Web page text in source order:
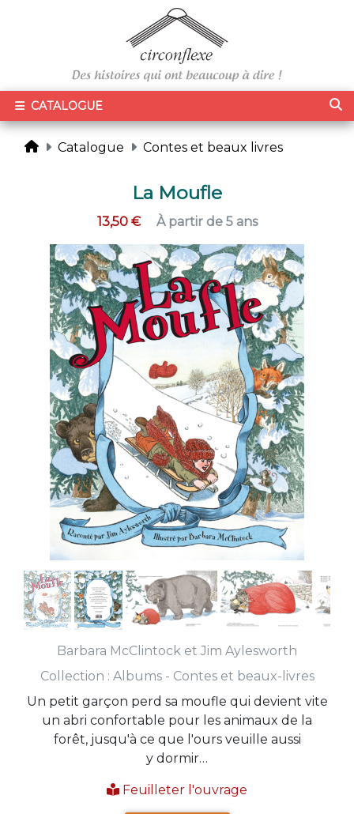
CATALOGUE
Catalogue Contes et beaux livres
La Moufle
13,50 € À partir de 5 ans
Barbara McClintock et Jim Aylesworth
Collection : Albums - Contes et beaux-livres
Un petit garçon perd sa moufle qui devient vite
un abri confortable pour les animaux de la
forêt, jusqu'à ce que l'ours veuille aussi
y dormir…
Feuilleter l'ouvrage